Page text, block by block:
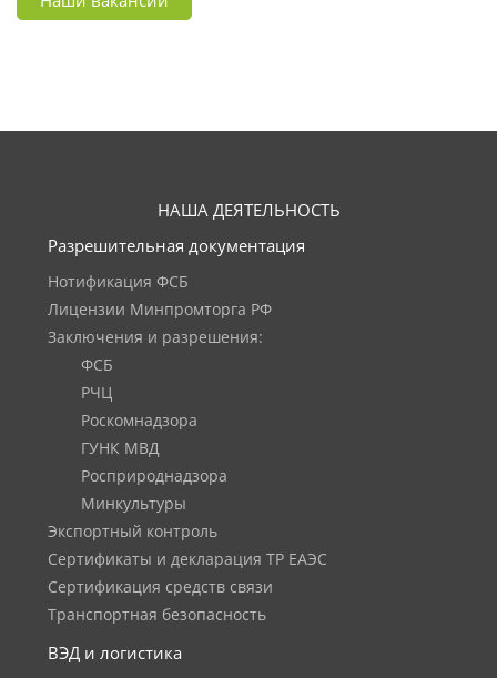
НАША ДЕЯТЕЛЬНОСТЬ
Разрешительная документация
Нотификация ФСБ
Лицензии Минпромторга РФ
Заключения и разрешения:
ФСБ
РЧЦ
Роскомнадзора
ГУНК МВД
Росприроднадзора
Минкультуры
Экспортный контроль
Сертификаты и декларация ТР ЕАЭС
Сертификация средств связи
Транспортная безопасность
ВЭД и логистика